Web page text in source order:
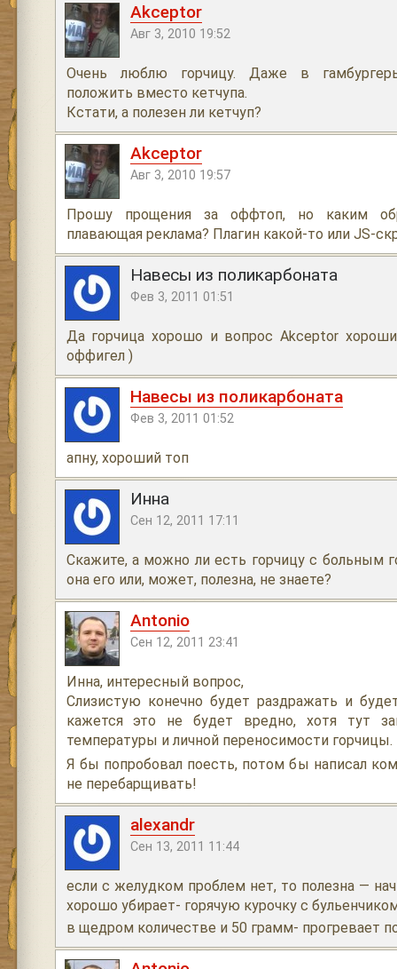
Akceptor
Авг 3, 2010 19:52
Очень люблю горчицу. Даже в
положить вместо кетчупа.
Кстати, а полезен ли кетчуп?
Akceptor
Авг 3, 2010 19:57
Прошу прощения за оффтоп, но каким
плавающая реклама? Плагин какой-то или JS-
Навесы из поликарбоната
Фев 3, 2011 01:51
Да горчица хорошо и вопрос Akceptor
оффигел )
Навесы из поликарбоната
Фев 3, 2011 01:52
апну, хороший топ
Инна
Сен 12, 2011 17:11
Скажите, а можно ли есть горчицу с больным
она его или, может, полезна, не знаете?
Antonio
Сен 12, 2011 23:41
Инна, интересный вопрос,
Слизистую конечно будет раздражать и
кажется это не будет вредно, хотя тут
температуры и личной переносимости горчицы.
Я бы попробовал поесть, потом бы написал
не перебарщивать!
alexandr
Сен 13, 2011 11:44
если с желудком проблем нет, то полезна —
хорошо убирает- горячую курочку с
в щедром количестве и 50 грамм- прогревает